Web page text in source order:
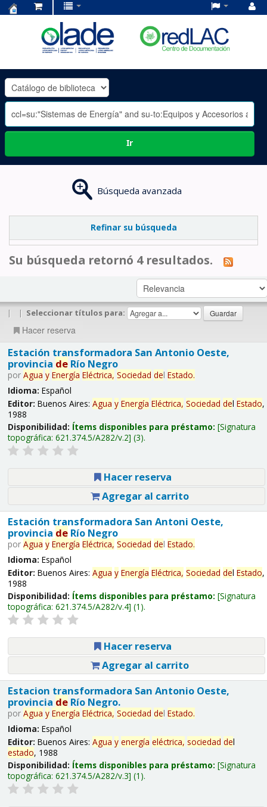
OLADE
-
Ir
Búsqueda avanzada
Refinar su búsqueda
Su búsqueda retornó 4 resultados.
| | Seleccionar títulos para:
Hacer reserva
Estación transformadora San Antonio Oeste,
provincia deRío Negro
por Agua y Energía Eléctrica, Sociedad del Estado.
Idioma: Español
Editor: Buenos Aires: Agua y Energía Eléctrica, Sociedad del Estado,
1988
Disponibilidad: Ítems disponibles para préstamo: Signatura
topográfica: 621.374.5/A282/v.2 (3).
Hacer reserva
Agregar al carrito
Estación transformadora San Antoni Oeste,
provincia deRío Negro
por Agua y Energía Eléctrica, Sociedad del Estado.
Idioma: Español
Editor: Buenos Aires: Agua y Energía Eléctrica, Sociedad del Estado,
1988
Disponibilidad: Ítems disponibles para préstamo: Signatura
topográfica: 621.374.5/A282/v.4 (1).
Hacer reserva
Agregar al carrito
Estacion transformadora San Antonio Oeste,
provincia deRío Negro.
por Agua y Energía Eléctrica, Sociedad del Estado.
Idioma: Español
Editor: Buenos Aires: Agua y energía eléctrica, sociedad del
estado, 1988
Disponibilidad: Ítems disponibles para préstamo: Signatura
topográfica: 621.374.5/A282/v.3 (1).